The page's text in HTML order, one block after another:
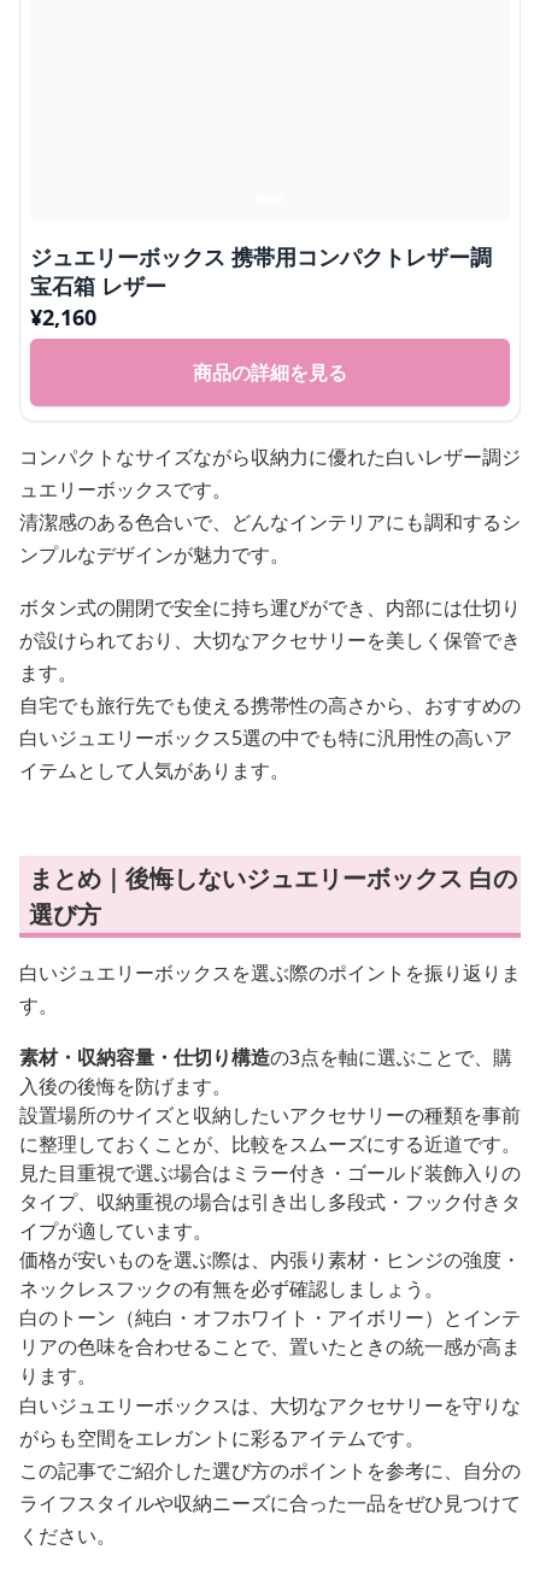
ジュエリーボックス 携帯用コンパクトレザー調
宝石箱 レザー
¥2,160
商品の詳細を見る
コンパクトなサイズながら収納力に優れた白いレザー調ジ
ュエリーボックスです。
清潔感のある色合いで、どんなインテリアにも調和するシ
ンプルなデザインが魅力です。
ボタン式の開閉で安全に持ち運びができ、内部には仕切り
が設けられており、大切なアクセサリーを美しく保管でき
ます。
自宅でも旅行先でも使える携帯性の高さから、おすすめの
白いジュエリーボックス5選の中でも特に汎用性の高いア
イテムとして人気があります。
まとめ｜後悔しないジュエリーボックス 白の
選び方
白いジュエリーボックスを選ぶ際のポイントを振り返りま
す。
素材・収納容量・仕切り構造の3点を軸に選ぶことで、購
入後の後悔を防げます。
設置場所のサイズと収納したいアクセサリーの種類を事前
に整理しておくことが、比較をスムーズにする近道です。
見た目重視で選ぶ場合はミラー付き・ゴールド装飾入りの
タイプ、収納重視の場合は引き出し多段式・フック付きタ
イプが適しています。
価格が安いものを選ぶ際は、内張り素材・ヒンジの強度・
ネックレスフックの有無を必ず確認しましょう。
白のトーン（純白・オフホワイト・アイボリー）とインテ
リアの色味を合わせることで、置いたときの統一感が高ま
ります。
白いジュエリーボックスは、大切なアクセサリーを守りな
がらも空間をエレガントに彩るアイテムです。
この記事でご紹介した選び方のポイントを参考に、自分の
ライフスタイルや収納ニーズに合った一品をぜひ見つけて
ください。